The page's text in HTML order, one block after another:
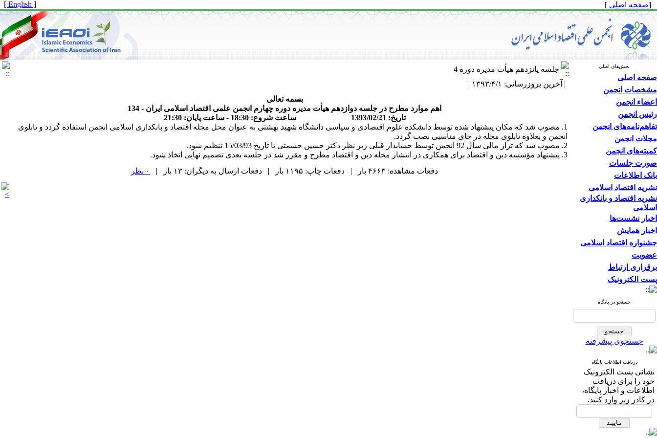
[صفحه اصلی ]
[ English ]
بخش‌های اصلی
صفحه اصلی
مشخصات انجمن
اعضاء انجمن
رئیس انجمن
تفاهم‌نامه‌های انجمن
مجلات انجمن
کمیته‌های انجمن
صورت جلسات
بانک اطلاعات
نشریه اقتصاد اسلامی
نشریه اقتصاد و بانکداری
اسلامی
اخبار نشست‌ها
اخبار همایش
جشنواره اقتصاد اسلامی
عضویت
برقراری ارتباط
پست الکترونیک
جستجو در پایگاه
جستجوی پیشرفته
دریافت اطلاعات پایگاه
نشانی پست الکترونیک
خود را برای دریافت
اطلاعات و اخبار پایگاه،
در کادر زیر وارد کنید.
جلسه پانزدهم هیأت مدیره دوره 4
| آخرین بروزرسانی: ۱۳۹۳/۴/۱ |
بسمه تعالی
اهم موارد مطرح در جلسه دوازدهم هیأت مدیره دوره چهارم انجمن علمی اقتصاد اسلامی ایران - 134
تاریخ: 1393/02/21 ساعت شروع: 18:30 - ساعت پایان: 21:30
1. مصوب شد که مکان پیشنهاد شده توسط دانشکده علوم اقتصادی و سیاسی دانشگاه شهید بهشتی به عنوان محل مجله اقتصاد و بانکداری اسلامی انجمن استفاده گردد و تابلوی
انجمن و بعلاوه تابلوی مجله در جای مناسبی نصب گردد.
2. مصوب شد که تراز مالی سال 92 انجمن توسط حسابدار قبلی زیر نظر دکتر حسین حشمتی تا تاریخ 15/03/93 تنظیم شود.
3. پیشنهاد مؤسسه دین و اقتصاد برای همکاری در انتشار مجله دین و اقتصاد مطرح و مقرر شد در جلسه بعدی تصمیم نهایی اتخاذ شود.
دفعات مشاهده: ۴۶۶۳ بار | دفعات چاپ: ۱۱۹۵ بار | دفعات ارسال به دیگران: ۱۳ بار |
۰ نظر